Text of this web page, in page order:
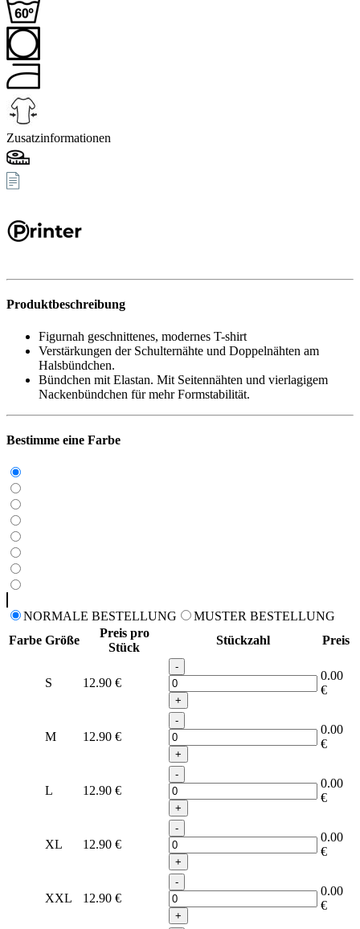
Zusatzinformationen
Produktbeschreibung
Figurnah geschnittenes, modernes T-shirt
Verstärkungen der Schulternähte und Doppelnähten am
Halsbündchen.
Bündchen mit Elastan. Mit Seitennähten und vierlagigem
Nackenbündchen für mehr Formstabilität.
Bestimme eine Farbe
NORMALE BESTELLUNG
MUSTER BESTELLUNG
Farbe Größe
Preis pro
Stück
Stückzahl Preis
S 12.90 €
-
+
0.00
€
M 12.90 €
-
+
0.00
€
L 12.90 €
-
+
0.00
€
XL 12.90 €
-
+
0.00
€
XXL 12.90 €
-
+
0.00
€